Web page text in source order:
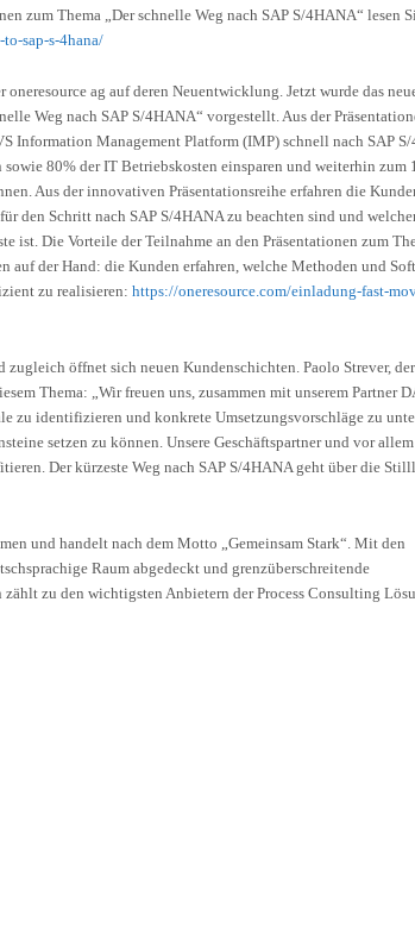
zum Thema „Der schnelle Weg nach SAP S/4HANA“ lesen
sap-s-4hana/
ag auf deren Neuentwicklung. Jetzt wurde das
Weg nach SAP S/4HANA“ vorgestellt. Aus der
Information Management Platform (IMP) schnell nach SAP
80% der IT Betriebskosten einsparen und weiterhin zum
Aus der innovativen Präsentationsreihe erfahren die
den Schritt nach SAP S/4HANA zu beachten sind und
ist. Die Vorteile der Teilnahme an den Präsentationen zum
auf der Hand: die Kunden erfahren, welche Methoden und
zu realisieren: https://oneresource.com/einladung-fast-
zugleich öffnet sich neuen Kundenschichten. Paolo Strever, der
Thema: „Wir freuen uns, zusammen mit unserem Partner
zu identifizieren und konkrete Umsetzungsvorschläge zu
setzen zu können. Unsere Geschäftspartner und vor
Der kürzeste Weg nach SAP S/4HANA geht über die
und handelt nach dem Motto „Gemeinsam Stark“. Mit den
Raum abgedeckt und grenzüberschreitende
zu den wichtigsten Anbietern der Process Consulting